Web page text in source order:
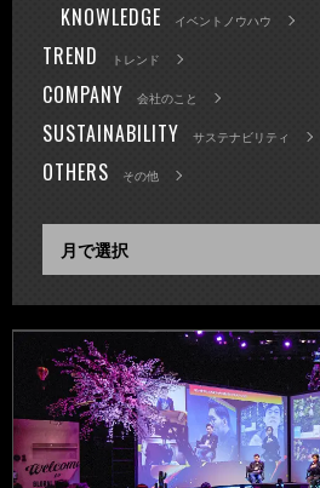
KNOWLEDGE イベントノウハウ
TREND トレンド
COMPANY 会社のこと
SUSTAINABILITY サステナビリティ
OTHERS その他